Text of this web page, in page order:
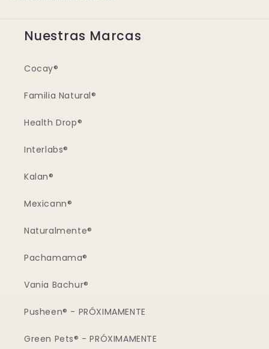
Nuestras Marcas
Cocay®
Familia Natural®
Health Drop®
Interlabs®
Kalan®
Mexicann®
Naturalmente®
Pachamama®
Vania Bachur®
Pusheen® - PRÓXIMAMENTE
Green Pets® - PRÓXIMAMENTE